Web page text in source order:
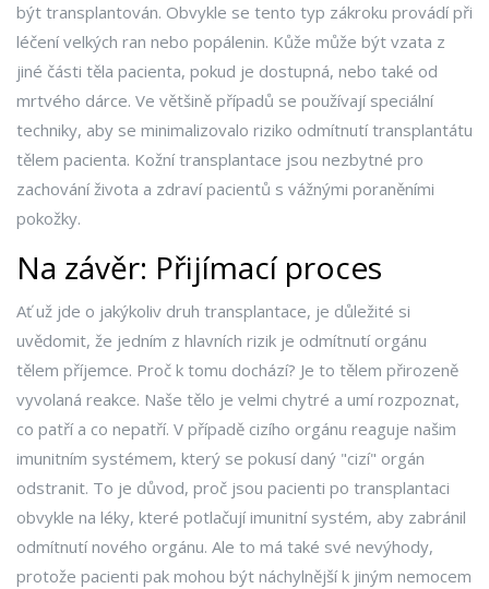
být transplantován. Obvykle se tento typ zákroku provádí při
léčení velkých ran nebo popálenin. Kůže může být vzata z
jiné části těla pacienta, pokud je dostupná, nebo také od
mrtvého dárce. Ve většině případů se používají speciální
techniky, aby se minimalizovalo riziko odmítnutí transplantátu
tělem pacienta. Kožní transplantace jsou nezbytné pro
zachování života a zdraví pacientů s vážnými poraněními
pokožky.
Na závěr: Přijímací proces
Ať už jde o jakýkoliv druh transplantace, je důležité si
uvědomit, že jedním z hlavních rizik je odmítnutí orgánu
tělem příjemce. Proč k tomu dochází? Je to tělem přirozeně
vyvolaná reakce. Naše tělo je velmi chytré a umí rozpoznat,
co patří a co nepatří. V případě cizího orgánu reaguje našim
imunitním systémem, který se pokusí daný "cizí" orgán
odstranit. To je důvod, proč jsou pacienti po transplantaci
obvykle na léky, které potlačují imunitní systém, aby zabránil
odmítnutí nového orgánu. Ale to má také své nevýhody,
protože pacienti pak mohou být náchylnější k jiným nemocem